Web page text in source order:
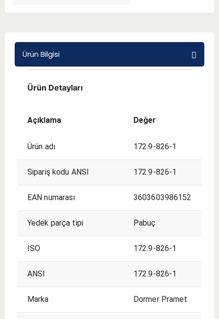
Ürün Bilgisi
Ürün Detayları
Açıklama Değer
Ürün adı 172.9-826-1
Sipariş kodu ANSI 172.9-826-1
EAN numarası 3603603986152
Yedek parça tipi Pabuç
ISO 172.9-826-1
ANSI 172.9-826-1
Marka Dormer Pramet